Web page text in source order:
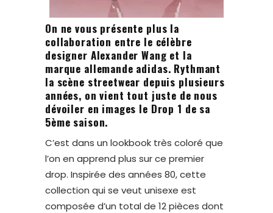
On ne vous présente plus la
collaboration entre le célèbre
designer Alexander Wang et la
marque allemande adidas. Rythmant
la scène streetwear depuis plusieurs
années, on vient tout juste de nous
dévoiler en images le Drop 1 de sa
5ème saison.
C’est dans un lookbook très coloré que
l’on en apprend plus sur ce premier
drop. Inspirée des années 80, cette
collection qui se veut unisexe est
composée d’un total de 12 pièces dont